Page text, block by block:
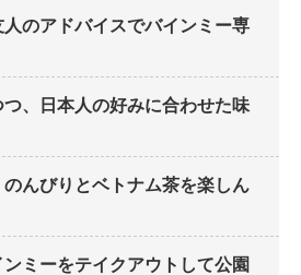
のアドバイスでバインミー専
、日本人の好みに合わせた味
んびりとベトナム茶を楽しん
ミーをテイクアウトして公園